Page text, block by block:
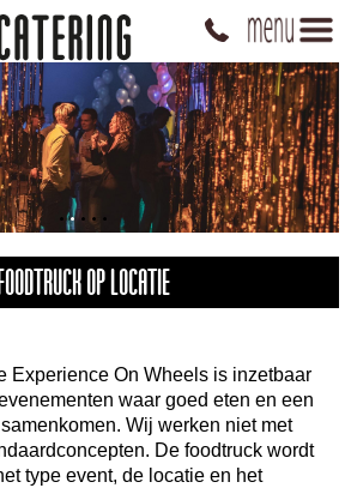
OP LOCATIE
Experience On Wheels is inzetbaar
waar goed eten en een
Wij werken niet met
De foodtruck wordt
type event, de locatie en het